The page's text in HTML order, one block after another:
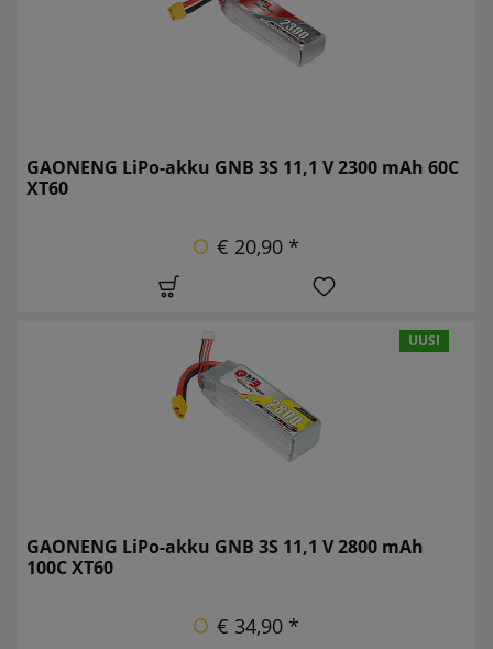
GAONENG LiPo-akku GNB 3S 11,1 V 2300 mAh 60C
XT60
€ 20,90 *
UUSI
GAONENG LiPo-akku GNB 3S 11,1 V 2800 mAh
100C XT60
€ 34,90 *